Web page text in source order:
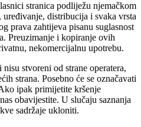
stranica podliježu njemačkom
distribucija i svaka vrsta
prava zahtijeva pisanu suglasnost
Preuzimanje i kopiranje ovih
nekomercijalnu upotrebu.
stvoreni od strane operatera,
strana. Posebno će se označavati
ipak primijetite kršenje
obavijestite. U slučaju saznanja
sadržaje ukloniti.